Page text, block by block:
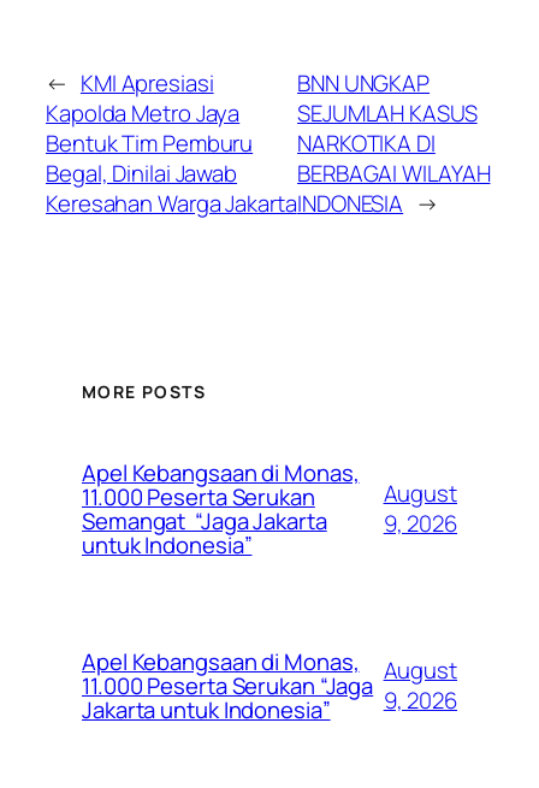
← KMI Apresiasi
Kapolda Metro Jaya
Bentuk Tim Pemburu
Begal, Dinilai Jawab
Keresahan Warga Jakarta
BNN UNGKAP
SEJUMLAH KASUS
NARKOTIKA DI
BERBAGAI WILAYAH
INDONESIA →
MORE POSTS
Apel Kebangsaan di Monas,
11.000 Peserta Serukan
Semangat “Jaga Jakarta
untuk Indonesia”
August
9, 2026
Apel Kebangsaan di Monas,
11.000 Peserta Serukan “Jaga
Jakarta untuk Indonesia”
August
9, 2026